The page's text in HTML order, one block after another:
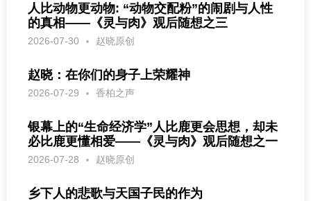
人比动物更动物: “动物交配粉”的闹剧与人性
的真相——《灵与肉》观后随想之三
2026-07-30 赵晓原创
赵晓：在你们的身子上荣耀神
2026-07-29 香柏之声
银幕上的“生命经济学”人比鹿更会思想，却未
必比鹿更懂相爱——《灵与肉》观后随想之一
2026-07-28 赵晓原创
乡下人的悲歌与天国子民的作为